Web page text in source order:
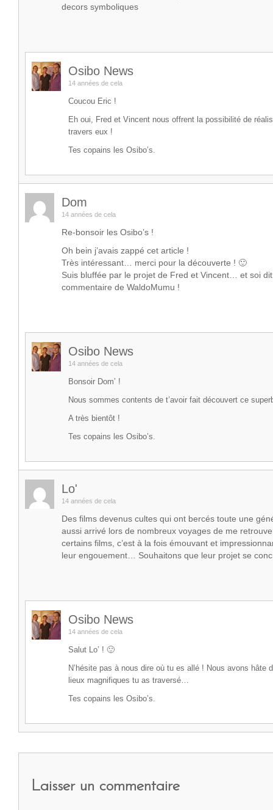
decors symboliques
Osibo News
14 années de cela
Coucou Eric !
Eh oui, Fred et Vincent nous offrent la possibilité de
travers eux !
Tes copains les Osibo’s.
Dom
14 années de cela
Re-bonsoir les Osibo’s !
Oh bein j’avais zappé cet article !
Très intéressant… merci pour la découverte ! 🙂
Suis bluffée par le projet de Fred et Vincent… et soi
commentaire de WaldoMumu !
Osibo News
14 années de cela
Bonsoir Dom’ !
Nous sommes contents de t’avoir fait découvert ce
A très bientôt !
Tes copains les Osibo’s.
Lo'
14 années de cela
Des films devenus cultes qui ont bercés toute une
aussi arrivé lors de nombreux voyages de me
certains films, c’est à la fois émouvant et
leur engouement… Souhaitons que leur projet se
Osibo News
14 années de cela
Salut Lo’ ! 🙂
N’hésite pas à nous dire où tu es allé ! Nous avons hâte
lieux magnifiques tu as traversé…
Tes copains les Osibo’s.
Laisser un commentaire